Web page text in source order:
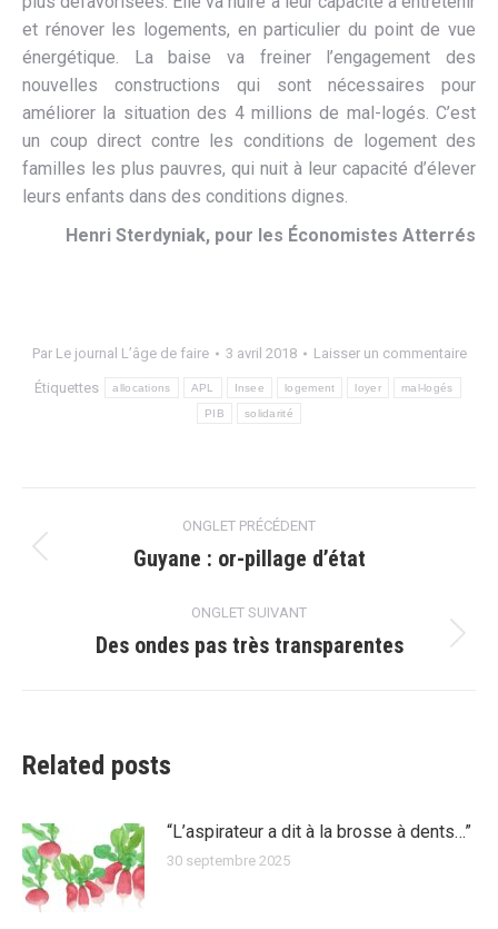
et rénover les logements, en particulier du point de vue
énergétique. La baise va freiner l’engagement des
nouvelles constructions qui sont nécessaires pour
améliorer la situation des 4 millions de mal-logés. C’est
un coup direct contre les conditions de logement des
familles les plus pauvres, qui nuit à leur capacité d’élever
leurs enfants dans des conditions dignes.
Henri Sterdyniak, pour les Économistes Atterrés
Par Le journal L’âge de faire 3 avril 2018 Laisser un commentaire
Étiquettes allocations APL Insee logement loyer mal-logés
PIB solidarité
Navigation
de
commentaire
ONGLET PRÉCÉDENT
Onglet
Guyane : or-pillage d’état
ONGLET SUIVANT
Onglet
Des ondes pas très transparentes
Related posts
“L’aspirateur a dit à la brosse à dents…”
30 septembre 2025